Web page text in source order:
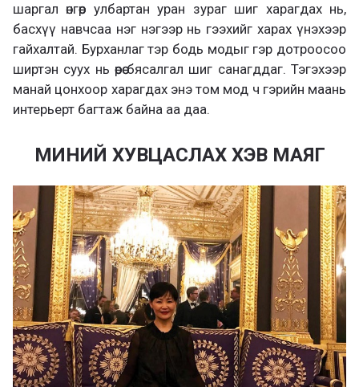
шаргал өнгөөр улбартан уран зураг шиг харагдах нь,
басхүү навчсаа нэг нэгээр нь гээхийг харах үнэхээр
гайхалтай. Бурханлаг тэр бодь модыг гэр дотроосоо
ширтэн суух нь өөрөө бясалгал шиг санагддаг. Тэгэхээр
манай цонхоор харагдах энэ том мод ч гэрийн маань
интерьерт багтаж байна аа даа.
МИНИЙ ХУВЦАСЛАХ ХЭВ МАЯГ